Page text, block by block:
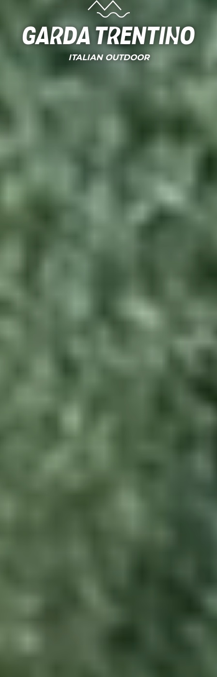
Garda Trentino
ITALIAN OUTDOOR